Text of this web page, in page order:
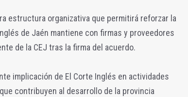
estructura organizativa que permitirá reforzar la
de Jaén mantiene con firmas y proveedores
de la CEJ tras la firma del acuerdo.
implicación de El Corte Inglés en actividades
contribuyen al desarrollo de la provincia